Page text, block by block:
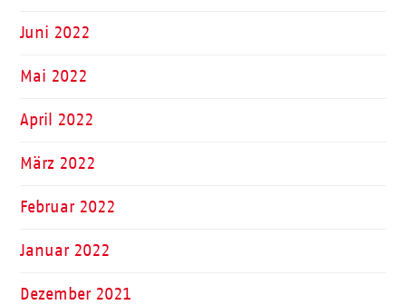
Juni 2022
Mai 2022
April 2022
März 2022
Februar 2022
Januar 2022
Dezember 2021